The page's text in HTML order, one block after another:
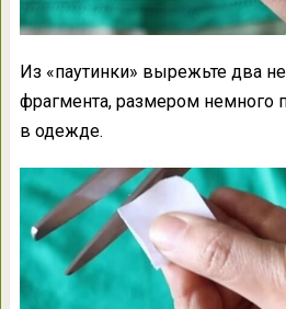
Из «паутинки» вырежьте два
фрагмента, размером
в одежде.